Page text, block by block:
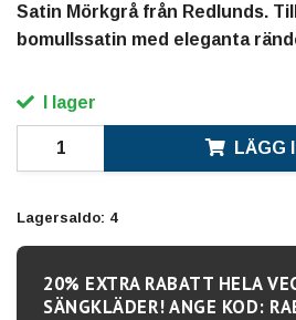
Satin Mörkgrå från Redlunds.
bomullssatin med eleganta
I lager
LÄGG
Lagersaldo: 4
20% EXTRA RABATT HELA
SÄNGKLÄDER! ANGE KOD: